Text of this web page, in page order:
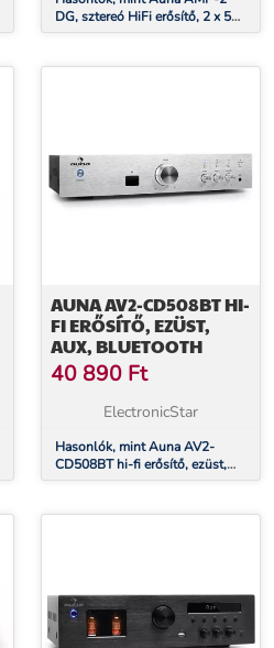
DG, sztereó HiFi erősítő, 2 x 50
W, RMS, BT/USB, digitális
AUNA AV2-CD508BT HI-
FI ERŐSÍTŐ, EZÜST,
AUX, BLUETOOTH
40 890 Ft
ElectronicStar
Hasonlók, mint Auna AV2-
CD508BT hi-fi erősítő, ezüst,
AUX, bluetooth